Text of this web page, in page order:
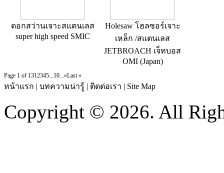
ดอกสว่านเจาะสแตนเลส
super high speed SMIC
Holesaw โฮลซอร์เจาะ
เหล็ก /สแตนเลส
JETBROACH เจ็ทบอส
OMI (Japan)
Page 1 of 1312345 10 »Last »
หน้าแรก | บทความน่ารู้ | ติดต่อเรา | Site Map
Copyright © 2026. All